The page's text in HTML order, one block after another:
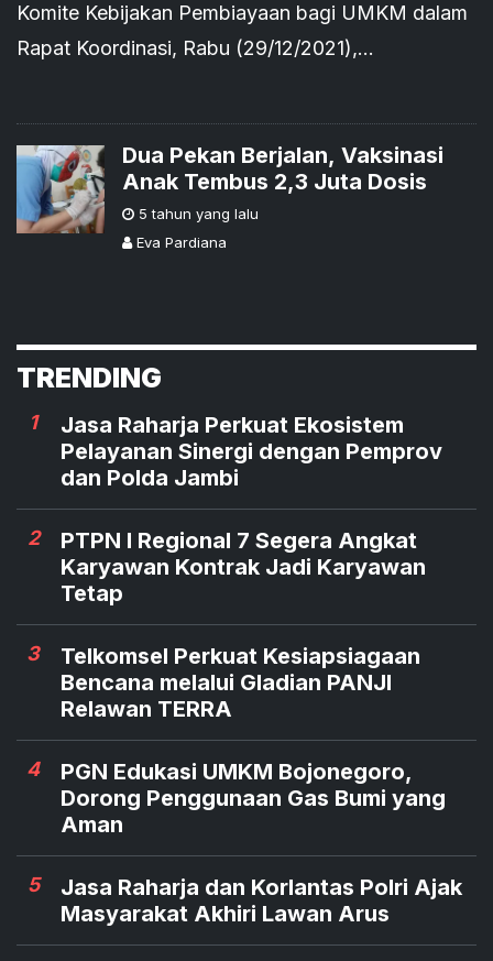
Komite Kebijakan Pembiayaan bagi UMKM dalam
Rapat Koordinasi, Rabu (29/12/2021),
menjadi sebesar Rp373,17 triliun dengan suku
bunga KUR tetap sebesar 6 persen.
Dua Pekan Berjalan, Vaksinasi
Anak Tembus 2,3 Juta Dosis
5 tahun yang lalu
Eva Pardiana
TRENDING
1
Jasa Raharja Perkuat Ekosistem
Pelayanan Sinergi dengan Pemprov
dan Polda Jambi
2
PTPN I Regional 7 Segera Angkat
Karyawan Kontrak Jadi Karyawan
Tetap
3
Telkomsel Perkuat Kesiapsiagaan
Bencana melalui Gladian PANJI
Relawan TERRA
4
PGN Edukasi UMKM Bojonegoro,
Dorong Penggunaan Gas Bumi yang
Aman
5
Jasa Raharja dan Korlantas Polri Ajak
Masyarakat Akhiri Lawan Arus